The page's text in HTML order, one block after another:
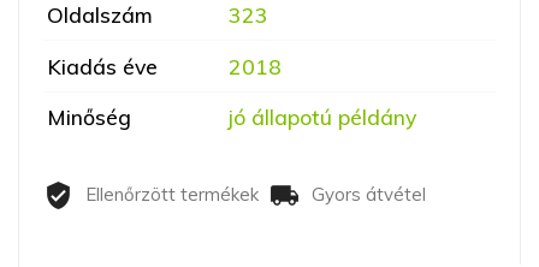
Oldalszám
323
Kiadás éve
2018
Minőség
jó állapotú példány
Ellenőrzött termékek Gyors átvétel